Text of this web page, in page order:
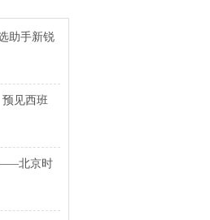
助手新锐
预见西班
北京时